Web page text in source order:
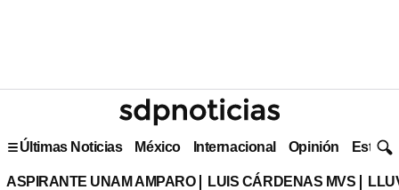
Últimas Noticias México Internacional Opinión Estilo
ASPIRANTE UNAM AMPARO LUIS CÁRDENAS MVS